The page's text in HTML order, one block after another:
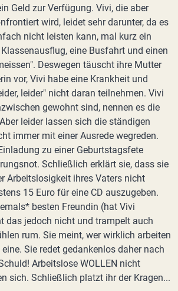
Geld zur Verfügung. Vivi, die aber
wird, leidet sehr darunter, da es
nicht leisten kann, mal kurz ein
eine Busfahrt und einen
Deswegen täuscht ihre Mutter
vor, Vivi habe eine Krankheit und
leider" nicht daran teilnehmen. Vivi
gewohnt sind, nennen es die
leider lassen sich die ständigen
immer mit einer Ausrede wegreden.
zu einer Geburtstagsfete
Schließlich erklärt sie, dass sie
Arbeitslosigkeit ihres Vaters nicht
15 Euro für eine CD auszugeben.
besten Freundin (hat Vivi
das jedoch nicht und trampelt auch
rum. Sie meint, wer wirklich arbeiten
Sie redet gedankenlos daher nach
Arbeitslose WOLLEN nicht
sich. Schließlich platzt ihr der Kragen...